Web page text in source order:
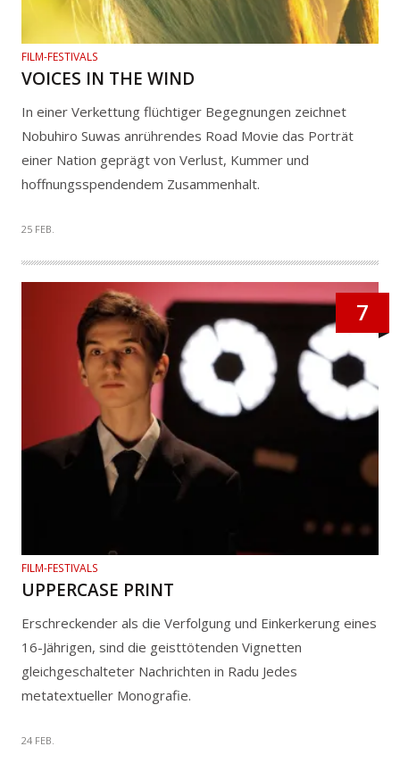
FILM-FESTIVALS
VOICES IN THE WIND
In einer Verkettung flüchtiger Begegnungen zeichnet
Nobuhiro Suwas anrührendes Road Movie das Porträt
einer Nation geprägt von Verlust, Kummer und
hoffnungsspendendem Zusammenhalt.
25 FEB.
7
FILM-FESTIVALS
UPPERCASE PRINT
Erschreckender als die Verfolgung und Einkerkerung eines
16-Jährigen, sind die geisttötenden Vignetten
gleichgeschalteter Nachrichten in Radu Jedes
metatextueller Monografie.
24 FEB.